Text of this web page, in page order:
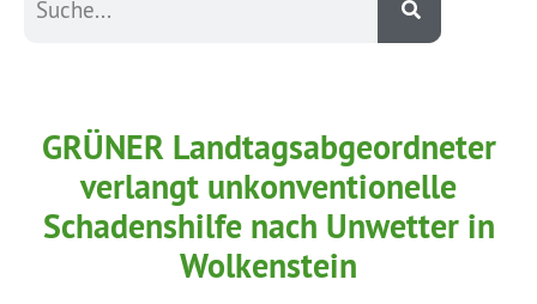
GRÜNER Landtagsabgeordneter
verlangt unkonventionelle
Schadenshilfe nach Unwetter in
Wolkenstein